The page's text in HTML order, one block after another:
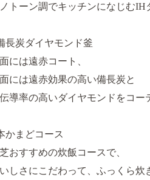
トーン調でキッチンになじむIH
長炭ダイヤモンド釜
には遠赤コート、
には遠赤効果の高い備長炭と
導率の高いダイヤモンドをコー
かまどコース
おすすめの炊飯コースで、
しさにこだわって、ふっくら炊